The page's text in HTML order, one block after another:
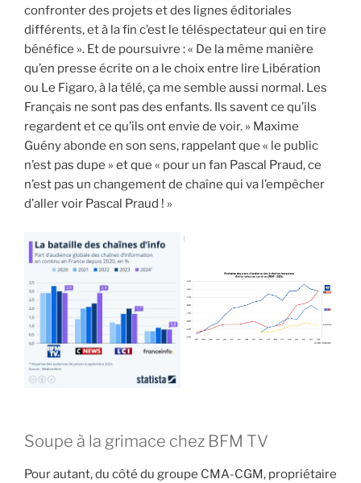
confronter des projets et des lignes éditoriales
différents, et à la fin c’est le téléspectateur qui en tire
bénéfice ». Et de poursuivre : « De la même manière
qu’en presse écrite on a le choix entre lire Libération
ou Le Figaro, à la télé, ça me semble aussi normal. Les
Français ne sont pas des enfants. Ils savent ce qu’ils
regardent et ce qu’ils ont envie de voir. » Maxime
Guény abonde en son sens, rappelant que « le public
n’est pas dupe » et que « pour un fan Pascal Praud, ce
n’est pas un changement de chaîne qui va l’empêcher
d’aller voir Pascal Praud ! »
Soupe à la grimace chez BFM TV
Pour autant, du côté du groupe CMA-CGM, propriétaire